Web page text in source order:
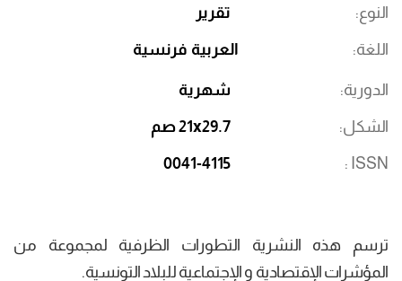
النوع تقرير
اللغة العربية فرنسية
الدورية شهرية
الشكل 21x29.7 صم
ISSN
0041-4115
ترسم هذه النشرية التطورات الظرفية لمجموعة من
المؤشرات الإقتصادية و الإجتماعية للبلاد التونسية.​​​​​​​